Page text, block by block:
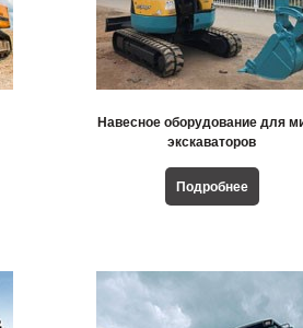
Навесное оборудование для
экскаваторов
Подробнее